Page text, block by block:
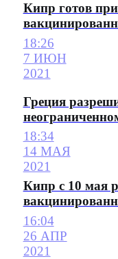
Кипр готов
18:26
7 ИЮН
2021
Греция
18:34
14 МАЯ
2021
Кипр с 10 мая
16:04
26 АПР
2021